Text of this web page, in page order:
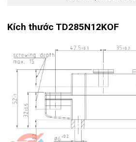
Kích thước TD285N12KOF